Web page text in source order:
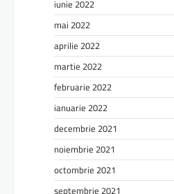
iunie 2022
mai 2022
aprilie 2022
martie 2022
februarie 2022
ianuarie 2022
decembrie 2021
noiembrie 2021
octombrie 2021
septembrie 2021